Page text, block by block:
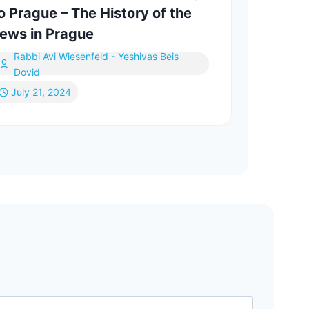
Prague – The History of the
in Prague
Rabbi Avi Wiesenfeld - Yeshivas Beis
Dovid
July 21, 2024